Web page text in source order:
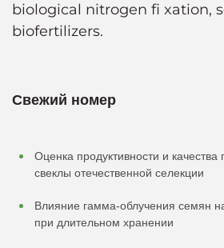
biological nitrogen fi xation,
biofertilizers.
Свежий номер
Оценка продуктивности и качества
свеклы отечественной селекции
Влияние гамма-облучения семян
при длительном хранении